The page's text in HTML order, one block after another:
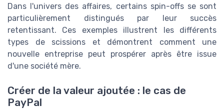
Dans l'univers des affaires, certains spin-offs se sont
particulièrement distingués par leur succès
retentissant. Ces exemples illustrent les différents
types de scissions et démontrent comment une
nouvelle entreprise peut prospérer après être issue
d'une société mère.
Créer de la valeur ajoutée : le cas de
PayPal